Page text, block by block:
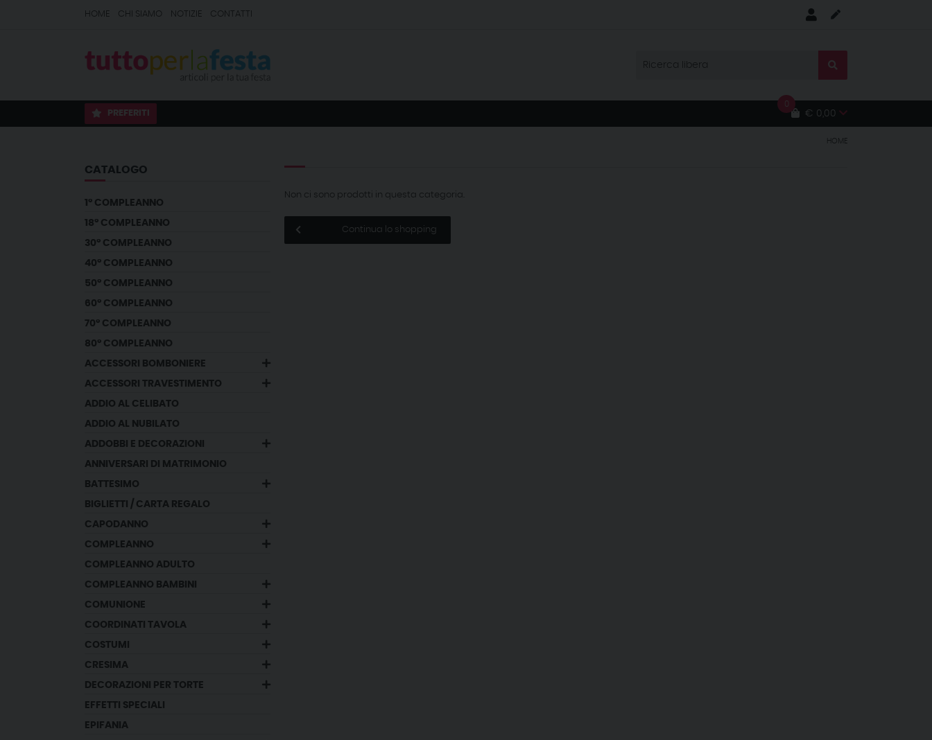
HOME CHI SIAMO NOTIZIE CONTATTI
PREFERITI
0
€ 0,00
HOME
CATALOGO
1° COMPLEANNO
18° COMPLEANNO
30° COMPLEANNO
40° COMPLEANNO
50° COMPLEANNO
60° COMPLEANNO
70° COMPLEANNO
80° COMPLEANNO
ACCESSORI BOMBONIERE
ACCESSORI TRAVESTIMENTO
ADDIO AL CELIBATO
ADDIO AL NUBILATO
ADDOBBI E DECORAZIONI
ANNIVERSARI DI MATRIMONIO
BATTESIMO
BIGLIETTI / CARTA REGALO
CAPODANNO
COMPLEANNO
COMPLEANNO ADULTO
COMPLEANNO BAMBINI
COMUNIONE
COORDINATI TAVOLA
COSTUMI
CRESIMA
DECORAZIONI PER TORTE
EFFETTI SPECIALI
EPIFANIA
Non ci sono prodotti in questa categoria.
Continua lo shopping